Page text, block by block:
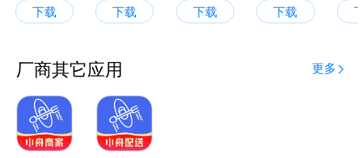
下载 下载 下载 下载
厂商其它应用 更多